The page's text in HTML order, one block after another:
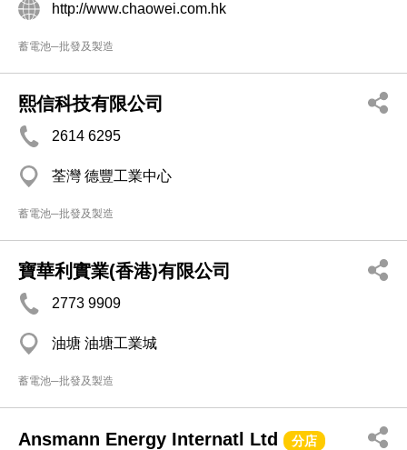
http://www.chaowei.com.hk
蓄電池─批發及製造
熙信科技有限公司
2614 6295
荃灣 德豐工業中心
蓄電池─批發及製造
寶華利實業(香港)有限公司
2773 9909
油塘 油塘工業城
蓄電池─批發及製造
Ansmann Energy Internatl Ltd 分店